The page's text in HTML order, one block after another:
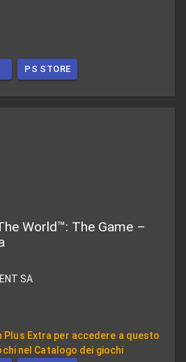
PS STORE
World™: The Game –
SA
Plus Extra per accedere a questo
nel Catalogo dei giochi